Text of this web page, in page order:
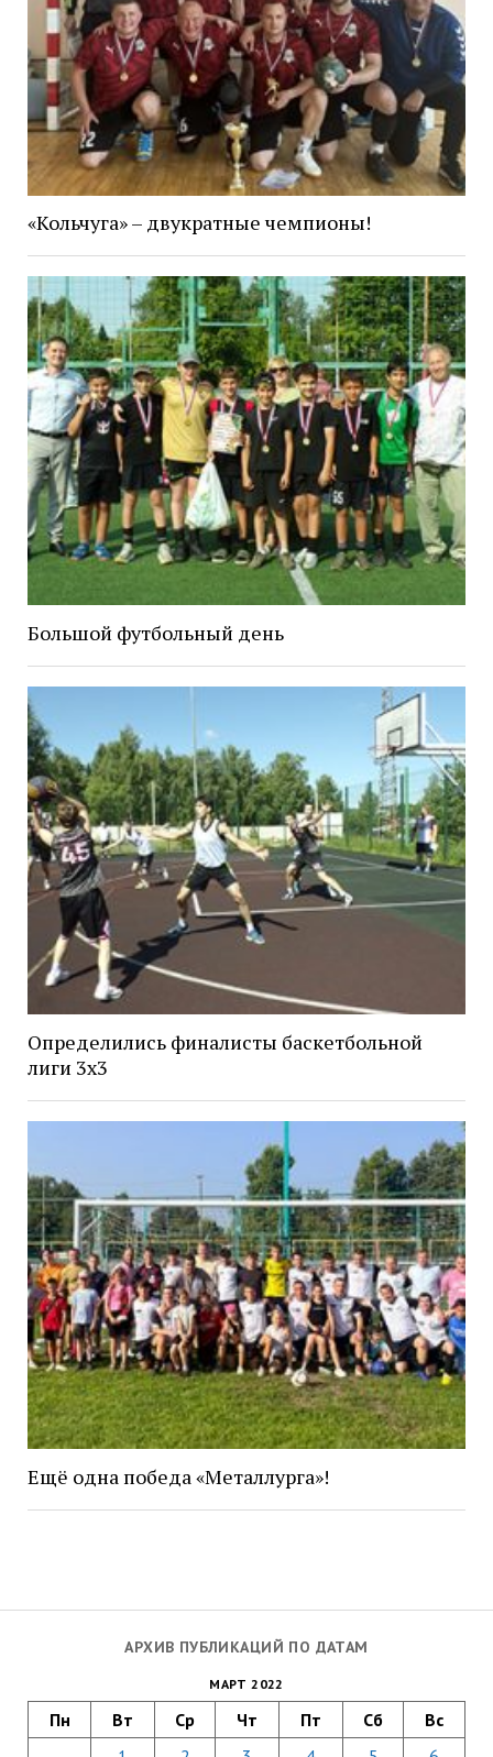
АРХИВ ПУБЛИКАЦИЙ ПО ДАТАМ
МАРТ 2022
Пн Вт Ср Чт Пт Сб Вс
«Кольчуга» – двукратные чемпионы!
Большой футбольный день
Определились финалисты баскетбольной
лиги 3х3
Ещё одна победа «Металлурга»!